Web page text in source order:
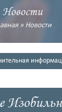
Новости
» Новости